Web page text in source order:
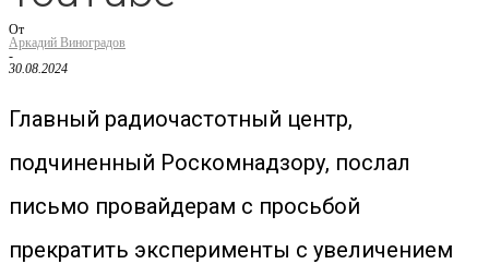
От
Аркадий Виноградов
-
30.08.2024
Главный радиочастотный центр,
подчиненный Роскомнадзору, послал
письмо провайдерам с просьбой
прекратить эксперименты с увеличением